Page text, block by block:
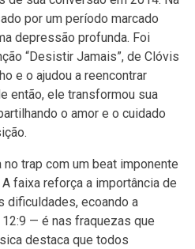
por um período marcado
depressão profunda. Foi
“Desistir Jamais”, de Clóvis
e o ajudou a reencontrar
então, ele transformou sua
o amor e o cuidado
no trap com um beat imponente
faixa reforça a importância de
dificuldades, ecoando a
— é nas fraquezas que
destaca que todos